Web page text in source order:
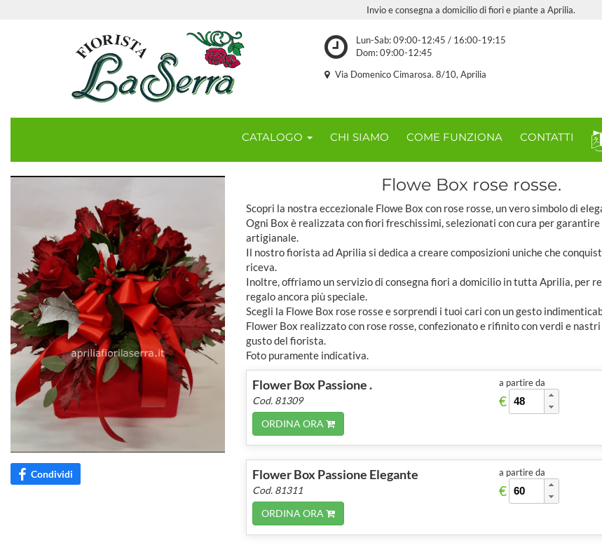
Invio e consegna a domicilio di fiori e piante a Aprilia.
Lun-Sab: 09:00-12:45 / 16:00-19:15
Dom: 09:00-12:45
Via Domenico Cimarosa. 8/10, Aprilia
CATALOGO CHI SIAMO COME FUNZIONA CONTATTI
Condividi
Flowe Box rose rosse.
Scopri la nostra eccezionale Flowe Box con rose rosse, un vero simbolo di
Ogni Box è realizzata con fiori freschissimi, selezionati con cura per
artigianale.
Il nostro fiorista ad Aprilia si dedica a creare composizioni uniche che
riceva.
Inoltre, offriamo un servizio di consegna fiori a domicilio in tutta Aprilia, per
regalo ancora più speciale.
Scegli la Flowe Box rose rosse e sorprendi i tuoi cari con un gesto
Flower Box realizzato con rose rosse, confezionato e rifinito con verdi e nastri
gusto del fiorista.
Foto puramente indicativa.
Flower Box Passione .
Cod. 81309
ORDINA ORA
a partire da
€
Flower Box Passione Elegante
Cod. 81311
ORDINA ORA
a partire da
€